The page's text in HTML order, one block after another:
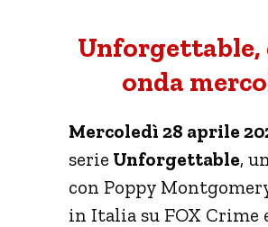
Unforgettable,
onda
Mercoledì 28 aprile
serie Unforgettable,
con Poppy
in Italia su FOX Crime